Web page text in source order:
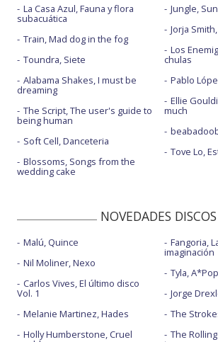
La Casa Azul, Fauna y flora
subacuática
Train, Mad dog in the fog
Toundra, Siete
Alabama Shakes, I must be
dreaming
The Script, The user's guide to
being human
Soft Cell, Danceteria
Blossoms, Songs from the
wedding cake
Jungle,
Jorja
Los
chulas
Pablo
Ellie
much
Tove Lo,
NOVEDADES DISCOS
Malú, Quince
Nil Moliner, Nexo
Carlos Vives, El último disco
Vol. 1
Melanie Martinez, Hades
Holly Humberstone, Cruel
Fangoria,
imaginación
Tyla, A*Pop
Jorge
The
The